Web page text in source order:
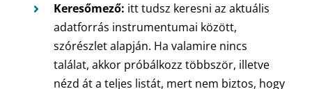
Keresőmező: itt tudsz keresni az aktuális
adatforrás instrumentumai között,
szórészlet alapján. Ha valamire nincs
találat, akkor próbálkozz többször, illetve
nézd át a teljes listát, mert nem biztos, hogy